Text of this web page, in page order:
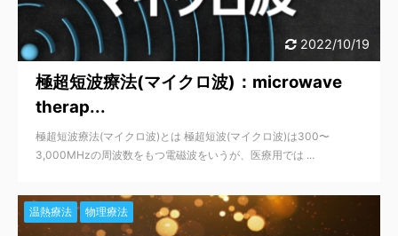
2022/10/19
極超短波療法(マイクロ波)：microwave
therap...
極超短波療法(マイクロ波)とは 極超短波(マイクロ波)は300〜
3,000MHzの周波数をもつ電磁波をいうが、医療用では ...
温熱療法 物理療法